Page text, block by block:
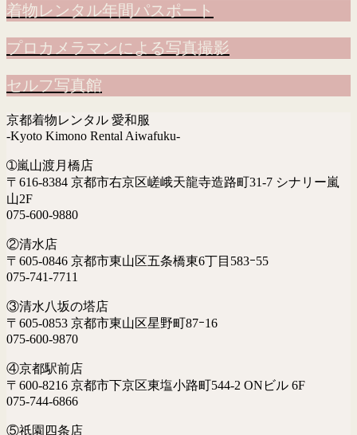
着物レンタル年間パスポート
プロカメラマンによる写真撮影
セルフ写真館
京都着物レンタル 愛和服
-Kyoto Kimono Rental Aiwafuku-
➀嵐山渡月橋店
〒616-8384 京都市右京区嵯峨天龍寺造路町31-7 シナリー嵐
山2F
075-600-9880
②清水店
〒605-0846 京都市東山区五条橋東6丁目583ｰ55
075-741-7711
③清水八坂の塔店
〒605-0853 京都市東山区星野町87ｰ16
075-600-9870
④京都駅前店
〒600-8216 京都市下京区東塩小路町544-2 ONビル 6F
075-744-6866
⑤祇園四条店